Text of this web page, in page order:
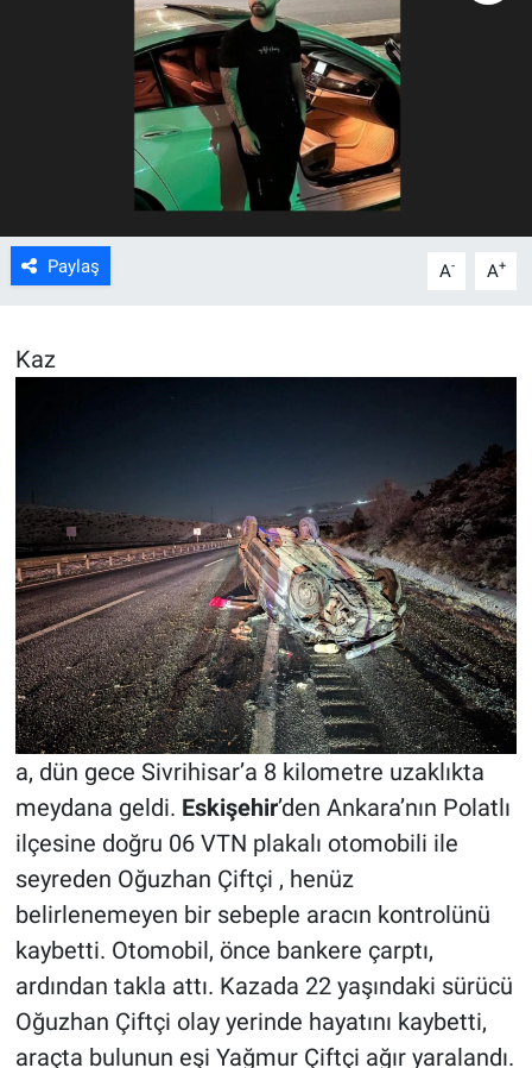
Paylaş A- A+
Kaz
a, dün gece Sivrihisar’a 8 kilometre uzaklıkta
meydana geldi. Eskişehir’den Ankara’nın Polatlı
ilçesine doğru 06 VTN plakalı otomobili ile
seyreden Oğuzhan Çiftçi , henüz
belirlenemeyen bir sebeple aracın kontrolünü
kaybetti. Otomobil, önce bankere çarptı,
ardından takla attı. Kazada 22 yaşındaki sürücü
Oğuzhan Çiftçi olay yerinde hayatını kaybetti,
araçta bulunun eşi Yağmur Çiftçi ağır yaralandı.
ASAYİŞ